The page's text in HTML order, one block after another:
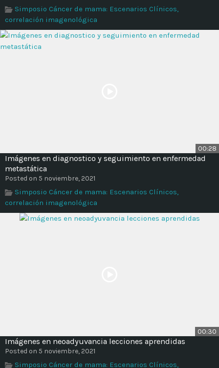
Simposio Cáncer de mama: Escenarios Clínicos,
correlación imagenológica
00:28
Imágenes en diagnostico y seguimiento en enfermedad
metastática
Posted on 5 noviembre, 2021
Simposio Cáncer de mama: Escenarios Clínicos,
correlación imagenológica
00:30
Imágenes en neoadyuvancia lecciones aprendidas
Posted on 5 noviembre, 2021
Simposio Cáncer de mama: Escenarios Clínicos,